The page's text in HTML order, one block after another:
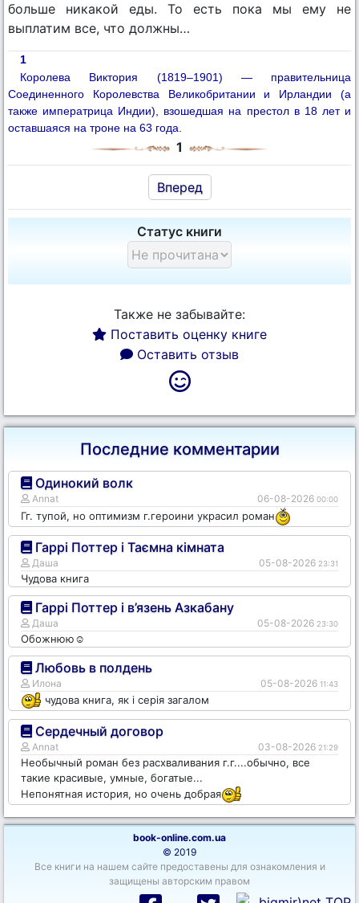
больше никакой еды. То есть пока мы ему не
выплатим все, что должны…
1
Королева Виктория (1819–1901) — правительница
Соединенного Королевства Великобритании и Ирландии (а
также императрица Индии), взошедшая на престол в 18 лет и
оставшаяся на троне на 63 года.
1
Вперед
Статус книги
Также не забывайте:
Поставить оценку книге
Оставить отзыв
Последние комментарии
Одинокий волк
Annat 06-08-2026 00:00
Гг. тупой, но оптимизм г.героини украсил роман
Гаррі Поттер і Таємна кімната
Даша 05-08-2026 23:31
Чудова книга
Гаррі Поттер і в’язень Азкабану
Даша 05-08-2026 23:30
Обожнюю☺️
Любовь в полдень
Илона 05-08-2026 11:43
чудова книга, як і серія загалом
Сердечный договор
Annat 03-08-2026 21:29
Необычный роман без расхваливания г.г....обычно, все
такие красивые, умные, богатые...
Непонятная история, но очень добрая
book-online.com.ua
© 2019
Все книги на нашем сайте предоставены для ознакомления и
защищены авторским правом